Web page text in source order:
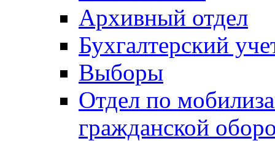
Архивный отдел
Бухгалтерский
Выборы
Отдел по
гражданской